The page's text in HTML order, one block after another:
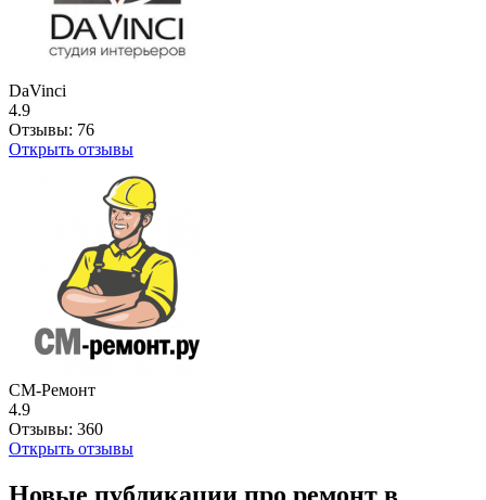
DaVinci
4.9
Отзывы: 76
Открыть отзывы
СМ-Ремонт
4.9
Отзывы: 360
Открыть отзывы
Новые публикации про ремонт в